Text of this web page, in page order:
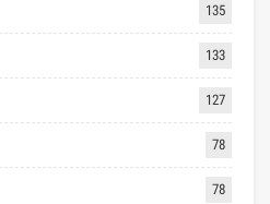
135
133
127
78
78